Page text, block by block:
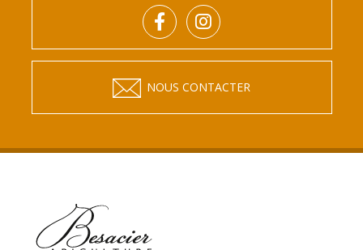
NOUS CONTACTER